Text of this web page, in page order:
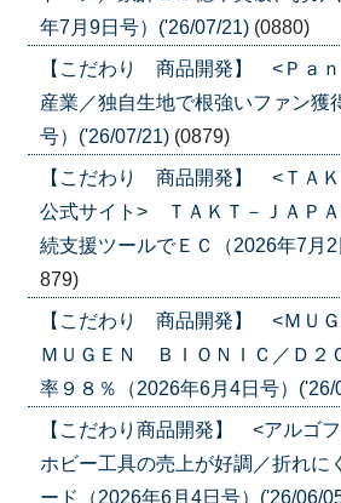
年7月9日号）('26/07/21) (0880)
【こだわり 商品開発】 <Ｐａ
産業／独自生地で根強いファン獲
号）('26/07/21) (0879)
【こだわり 商品開発】 <ＴＡ
公式サイト> ＴＡＫＴ－ＪＡＰ
続支援ツールでＥＣ（2026年7月
879)
【こだわり 商品開発】 <ＭＵ
ＭＵＧＥＮ ＢＩＯＮＩＣ／Ｄ２
率９８％（2026年6月4日号）('26/
【こだわり商品開発】 <アルゴ
ホビー工具の売上が好調／折れに
ード（2026年6月4日号）('26/06/